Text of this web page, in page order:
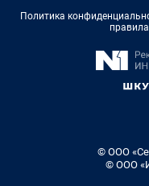
Политика
© ООО
© ООО